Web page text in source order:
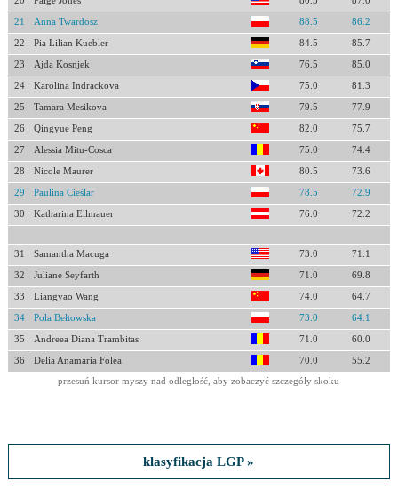
21 Anna Twardosz 88.5 86.2
22 Pia Lilian Kuebler 84.5 85.7
23 Ajda Kosnjek 76.5 85.0
24 Karolina Indrackova 75.0 81.3
25 Tamara Mesikova 79.5 77.9
26 Qingyue Peng 82.0 75.7
27 Alessia Mitu-Cosca 75.0 74.4
28 Nicole Maurer 80.5 73.6
29 Paulina Cieślar 78.5 72.9
30 Katharina Ellmauer 76.0 72.2
31 Samantha Macuga 73.0 71.1
32 Juliane Seyfarth 71.0 69.8
33 Liangyao Wang 74.0 64.7
34 Pola Bełtowska 73.0 64.1
35 Andreea Diana Trambitas 71.0 60.0
36 Delia Anamaria Folea 70.0 55.2
przesuń kursor myszy nad odległość, aby zobaczyć szczegóły skoku
klasyfikacja LGP »